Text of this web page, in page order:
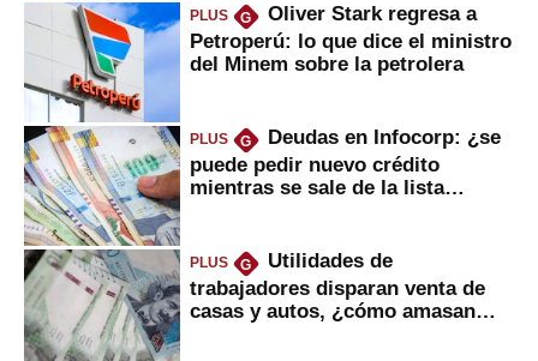
PLUS G
Oliver Stark regresa a
Petroperú: lo que dice el ministro
del Minem sobre la petrolera
PLUS G
Deudas en Infocorp: ¿se
puede pedir nuevo crédito
mientras se sale de la lista
PLUS G
Utilidades de
trabajadores disparan venta de
casas y autos, ¿cómo amasan